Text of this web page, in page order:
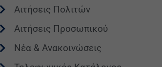
Αιτήσεις Πολιτών
Αιτήσεις Προσωπικού
Νέα & Ανακοινώσεις